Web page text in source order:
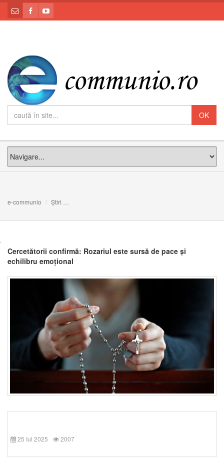
e-communio Știri
Cercetătorii confirmă: Rozariul este sursă de pace și
echilibru emoțional
25 Iul 2025 2007